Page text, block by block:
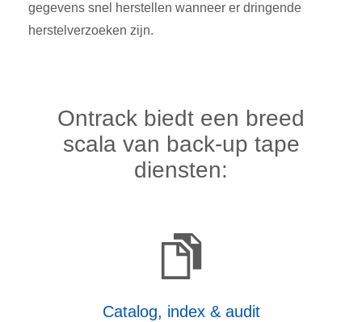
gegevens snel herstellen wanneer er dringende
herstelverzoeken zijn.
Ontrack biedt een breed
scala van back-up tape
diensten:
Catalog, index & audit